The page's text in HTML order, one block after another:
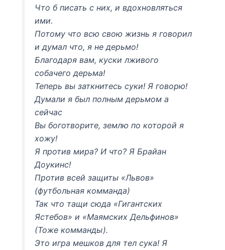
Что б писать с них, и вдохновляться
ими.
Потому что всю свою жизнь я говорил
и думал что, я не дерьмо!
Благодаря вам, куски лживого
собачего дерьма!
Теперь вы заткнитесь суки! Я говорю!
Думали я был полным дерьмом а
сейчас
Вы боготворите, землю по которой я
хожу!
Я против мира? И что? Я Брайан
Доукинс!
Против всей защиты «Львов»
(футбольная комманда)
Так что тащи сюда «Гигантских
Ястебов» и «Маямских Дельфинов»
(Тоже комманды).
Это игра мешков для тел сука! Я